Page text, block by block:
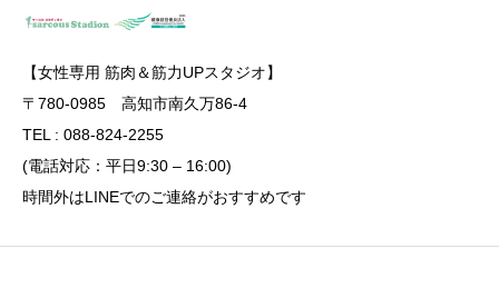
【女性専用 筋肉＆筋力UPスタジオ】
〒780-0985 高知市南久万86-4
TEL : 088-824-2255
(電話対応：平日9:30 – 16:00)
時間外はLINEでのご連絡がおすすめです